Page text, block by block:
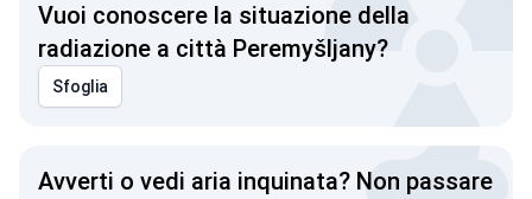
Vuoi conoscere la situazione della
radiazione a città Peremyšljany?
Sfoglia
Avverti o vedi aria inquinata? Non passare